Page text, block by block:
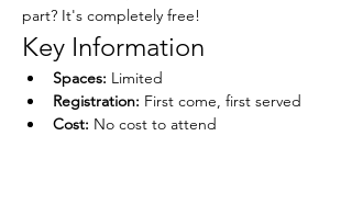
part? It's completely free!
Key Information
Spaces: Limited
Registration: First come, first served
Cost: No cost to attend